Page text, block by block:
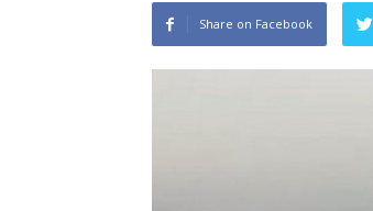
Share on Facebook